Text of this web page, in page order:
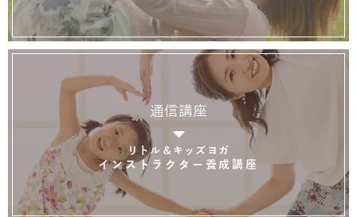
通信講座
リトル＆キッズヨガ
インストラクター養成講座